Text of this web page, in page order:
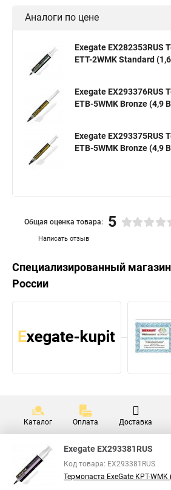
Аналоги по цене
Exegate EX282353RUS
ETТ-2WMK Standard
Exegate EX293376RUS
ETB-5WMK Bronze (4,9
Exegate EX293375RUS
ETB-5WMK Bronze (4,9
Написать отзыв
Общая оценка товара: 5
Специализированный магазин
России
Каталог Оплата Доставка
Exegate EX293381RUS
Код товара: EX293381RUS
Термопаста ExeGate KPT-WMK